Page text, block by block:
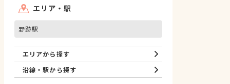
エリア・駅
野跡駅
エリアから探す
沿線・駅から探す